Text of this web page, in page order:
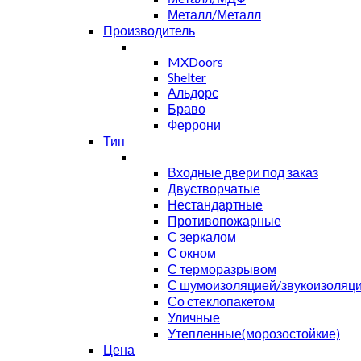
Металл/Металл
Производитель
MXDoors
Shelter
Альдорс
Браво
Феррони
Тип
Входные двери под заказ
Двустворчатые
Нестандартные
Противопожарные
С зеркалом
С окном
С терморазрывом
С шумоизоляцией/
Со стеклопакетом
Уличные
Утепленные(морозостойкие)
Цена